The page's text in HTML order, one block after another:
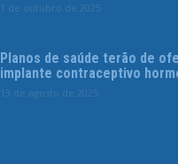
1 de outubro de 2025
Planos de saúde terão de
implante contraceptivo
13 de agosto de 2025